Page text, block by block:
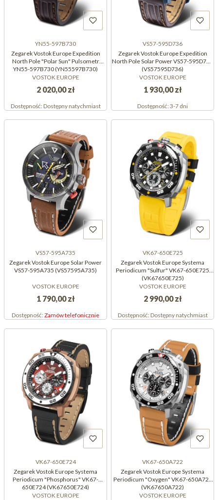
YN55-597B730
Zegarek Vostok Europe Expedition
North Pole "Polar Sun" Pulsometr
YN55-597B730 (YN55597B730)
VOSTOK EUROPE
2 020,00 zł
Dostępność:Dostępny natychmiast
VS57-595D736
Zegarek Vostok Europe Expedition
North Pole Solar Power VS57-595D736
(VS57595D736)
VOSTOK EUROPE
1 930,00 zł
Dostępność:3-7 dni
VS57-595A735
Zegarek Vostok Europe Solar Power
VS57-595A735 (VS57595A735)
VOSTOK EUROPE
1 790,00 zł
Dostępność:Zamów telefonicznie
VK67-650E725
Zegarek Vostok Europe Systema
Periodicum "Sulfur" VK67-650E725
(VK67650E725)
VOSTOK EUROPE
2 990,00 zł
Dostępność:Dostępny natychmiast
VK67-650E724
Zegarek Vostok Europe Systema
Periodicum "Phosphorus" VK67-
650E724 (VK67650E724)
VOSTOK EUROPE
VK67-650A722
Zegarek Vostok Europe Systema
Periodicum "Oxygen" VK67-650A722
(VK67650A722)
VOSTOK EUROPE